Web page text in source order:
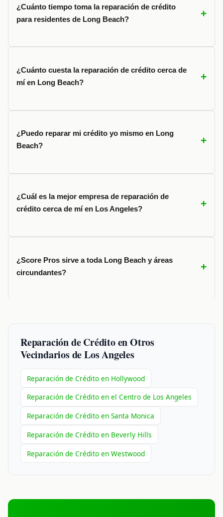
¿Cuánto tiempo toma la reparación de crédito
para residentes de Long Beach?
¿Cuánto cuesta la reparación de crédito cerca de
mí en Long Beach?
¿Puedo reparar mi crédito yo mismo en Long
Beach?
¿Cuál es la mejor empresa de reparación de
crédito cerca de mí en Los Angeles?
¿Score Pros sirve a toda Long Beach y áreas
circundantes?
Reparación de Crédito en Otros
Vecindarios de Los Angeles
Reparación de Crédito en Hollywood
Reparación de Crédito en el Centro de Los Angeles
Reparación de Crédito en Santa Monica
Reparación de Crédito en Beverly Hills
Reparación de Crédito en Westwood